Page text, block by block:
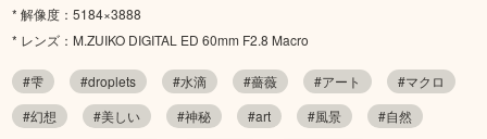
* 解像度：5184×3888
* レンズ：M.ZUIKO DIGITAL ED 60mm F2.8 Macro
#雫 #droplets #水滴 #薔薇 #アート
#マクロ
#幻想
#美しい #神秘 #art #風景
#自然